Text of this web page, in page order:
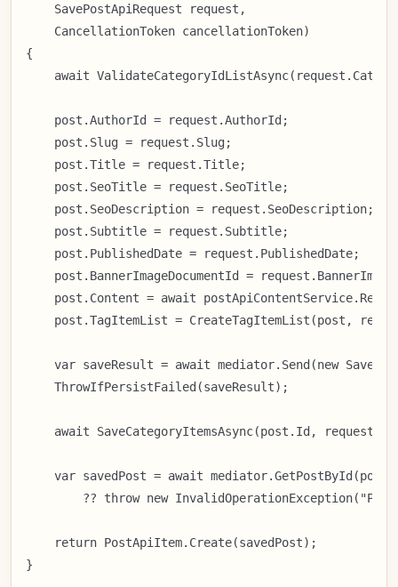
    SavePostApiRequest request,
    CancellationToken cancellationToken)
{
await
    post.AuthorId = request.AuthorId;
    post.Slug = request.Slug;
    post.Title = request.Title;
    post.SeoTitle = request.SeoTitle;
    post.SeoDescription = request.SeoDescription;
    post.Subtitle = request.Subtitle;
    post.PublishedDate = request.PublishedDate;
post.BannerImageDocumentId =
post.Content = await
post.TagItemList = CreateTagItemList(post,
var saveResult = await mediator.Send(new
    ThrowIfPersistFailed(saveResult);
await SaveCategoryItemsAsync(post.Id,
var savedPost = await
?? throw new
    return PostApiItem.Create(savedPost);
}